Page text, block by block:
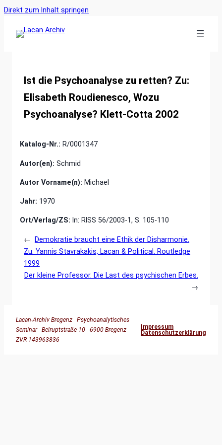
Direkt zum Inhalt springen
Ist die Psychoanalyse zu retten? Zu:
Elisabeth Roudienesco, Wozu
Psychoanalyse? Klett-Cotta 2002
Katalog-Nr.: R/0001347
Autor(en): Schmid
Autor Vorname(n): Michael
Jahr: 1970
Ort/Verlag/ZS: In: RISS 56/2003-1, S. 105-110
←
Demokratie braucht eine Ethik der Disharmonie.
Zu: Yannis Stavrakakis, Lacan & Political. Routledge
1999
Der kleine Professor. Die Last des psychischen Erbes.
→
Lacan-Archiv Bregenz Psychoanalytisches
Seminar Belruptstraße 10 6900 Bregenz
ZVR 143963836
Impressum
Datenschutzerklärung